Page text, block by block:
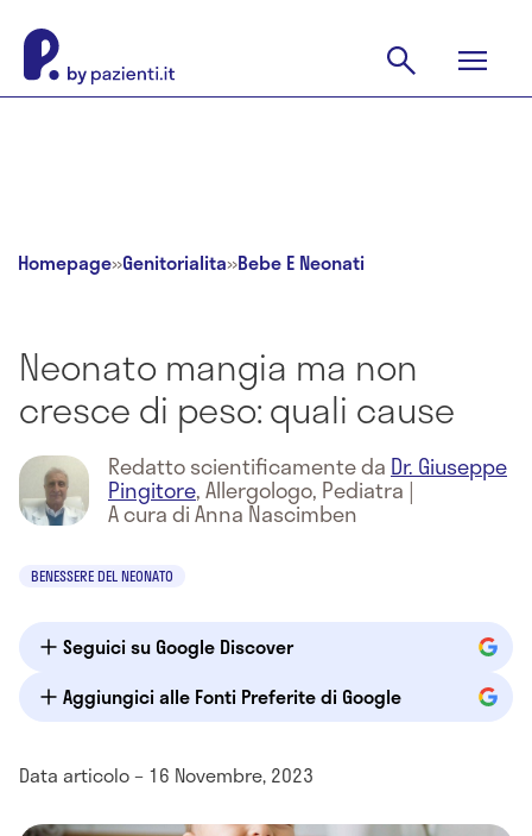
Homepage»Genitorialita»Bebe E Neonati
Neonato mangia ma non
cresce di peso: quali cause
Redatto scientificamente da Dr. Giuseppe
Pingitore,Allergologo, Pediatra |
A cura di Anna Nascimben
BENESSERE DEL NEONATO
Seguici su Google Discover
Aggiungici alle Fonti Preferite di Google
Data articolo – 16 Novembre, 2023